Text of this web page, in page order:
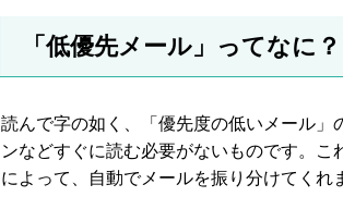
「低優先メール」ってなに？
読んで字の如く、「優先度の低いメール
ンなどすぐに読む必要がないものです。
によって、自動でメールを振り分けてくれ